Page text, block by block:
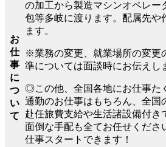
お
仕
事
に
つ
い
て
の加工から製造マシンオペレー
包等多岐に渡ります。配属先や
ます。
※業務の変更、就業場所の変更
準については面談時にお伝えし
◎この他、全国各地にお仕事た
通勤のお仕事はもちろん、全国
赴任旅費支給や生活諸設備付き
面倒な手配も全てお任せくださ
仕事スタートできます！